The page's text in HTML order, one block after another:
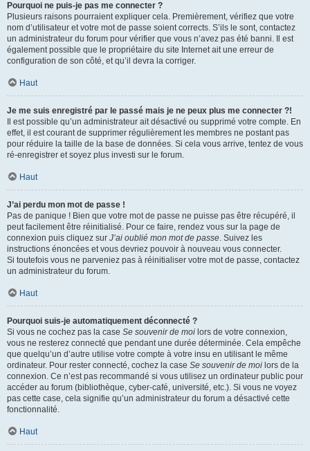
Pourquoi ne puis-je pas me connecter ?
Plusieurs raisons pourraient expliquer cela. Premièrement, vérifiez que votre
nom d’utilisateur et votre mot de passe soient corrects. S’ils le sont, contactez
un administrateur du forum pour vérifier que vous n’avez pas été banni. Il est
également possible que le propriétaire du site Internet ait une erreur de
configuration de son côté, et qu’il devra la corriger.
Haut
Je me suis enregistré par le passé mais je ne peux plus me connecter ?!
Il est possible qu’un administrateur ait désactivé ou supprimé votre compte. En
effet, il est courant de supprimer régulièrement les membres ne postant pas
pour réduire la taille de la base de données. Si cela vous arrive, tentez de vous
ré-enregistrer et soyez plus investi sur le forum.
Haut
J’ai perdu mon mot de passe !
Pas de panique ! Bien que votre mot de passe ne puisse pas être récupéré, il
peut facilement être réinitialisé. Pour ce faire, rendez vous sur la page de
connexion puis cliquez sur J’ai oublié mon mot de passe. Suivez les
instructions énoncées et vous devriez pouvoir à nouveau vous connecter.
Si toutefois vous ne parveniez pas à réinitialiser votre mot de passe, contactez
un administrateur du forum.
Haut
Pourquoi suis-je automatiquement déconnecté ?
Si vous ne cochez pas la case Se souvenir de moi lors de votre connexion,
vous ne resterez connecté que pendant une durée déterminée. Cela empêche
que quelqu’un d’autre utilise votre compte à votre insu en utilisant le même
ordinateur. Pour rester connecté, cochez la case Se souvenir de moi lors de la
connexion. Ce n’est pas recommandé si vous utilisez un ordinateur public pour
accéder au forum (bibliothèque, cyber-café, université, etc.). Si vous ne voyez
pas cette case, cela signifie qu’un administrateur du forum a désactivé cette
fonctionnalité.
Haut